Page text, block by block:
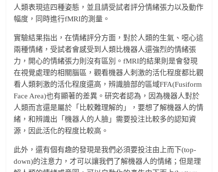
人類表現這四種姿態，並且請受試者評分情緒張力以及動作
幅度，同時進行fMRI的測量。
實驗結果指出，在情緒評分方面，對於人類的生氣、噁心這
兩種情緒，受試者會感受到人類比機器人還強烈的情緒張
力，開心的情緒張力則沒有區別。fMRI的結果則是會發現
在視覺處理的相關腦區，觀看機器人刺激的活化程度都比觀
看人類刺激的活化程度還高，辨識臉部的區域FFA(Fusiform
Face Area)也有顯著的差異。研究者認為，因為機器人對於
人類而言還是屬於「比較難理解的」，要想了解機器人的情
緒，和辨識出「機器人的人臉」需要投注比較多的認知資
源，因此活化的程度比較高。
此外，還有個有趣的發現是我們必須要投注由上而下(top-
down)的注意力，才可以讓我們了解機器人的情緒；但是理